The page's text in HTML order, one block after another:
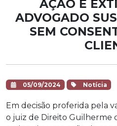
AÇÃO É
ADVOGADO
SEM
05/09/2024 Notícia
Em decisão proferida pela
o juiz de Direito Guilherme